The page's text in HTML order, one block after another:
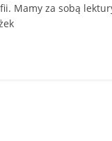
Mamy za sobą